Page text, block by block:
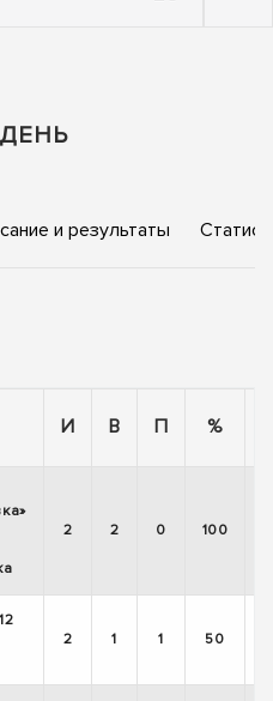
и результаты
И В П %
2 2 0 100
2 1 1 50